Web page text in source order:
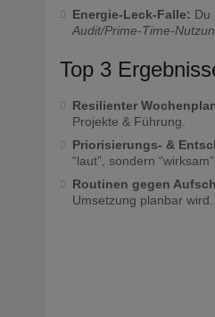
Energie-Leck-Falle: Du
Audit/Prime-Time-
Top 3
Resilienter
Projekte & Führung.
Priorisierungs- &
“laut”, sondern
Routinen gegen
Umsetzung planbar wird.